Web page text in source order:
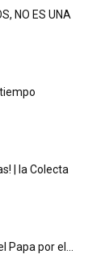
NO ES UNA
| la Colecta
por el...